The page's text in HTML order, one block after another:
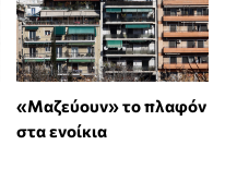
«Μαζεύουν» το πλαφόν
στα ενοίκια